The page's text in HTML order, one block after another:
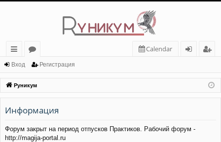
с
ы
лк
и
о
ру
м
ы
Calendar
д
ис
тр
Вход Регистрация
Руникум
Информация
Форум закрыт на период отпусков Практиков. Рабочий форум -
http://magija-portal.ru